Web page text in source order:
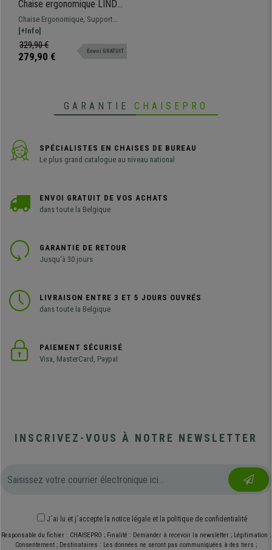
Chaise ergonomique LINDA,
Support Lombaire Ajustable,
Appui-tête, Noir
Chaise Ergonomique, Support
Lombaire Ajustable, Appui-Tête,
Maille respirable
[+Info]
329,90 €
279,90 € Envoi GRATUIT
GARANTIE CHAISEPRO
SPÉCIALISTES EN CHAISES DE BUREAU
Le plus grand catalogue au niveau national
ENVOI GRATUIT DE VOS ACHATS
dans toute la Belgique
GARANTIE DE RETOUR
Jusqu'à 30 jours
LIVRAISON ENTRE 3 ET 5 JOURS OUVRÉS
dans toute la Belgique
PAIEMENT SÉCURISÉ
Visa, MasterCard, Paypal
INSCRIVEZ-VOUS À NOTRE NEWSLETTER
J´ai lu et j´accepte la notice légale et la politique de confidentialité
Responsable du fichier : CHAISEPRO ; Finalité : Demander à recevoir la newsletter ; Légitimation :
Consentement ; Destinataires : Les données ne seront pas communiquées à des tiers ;